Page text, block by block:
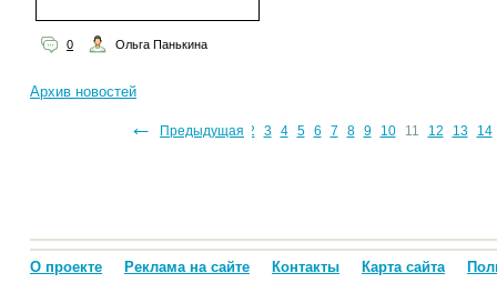
0 Ольга Панькина
Архив новостей
← Предыдущая
1 2 3 4 5 6 7 8 9 10 11 12 13 14
О проекте Реклама на сайте Контакты Карта сайта